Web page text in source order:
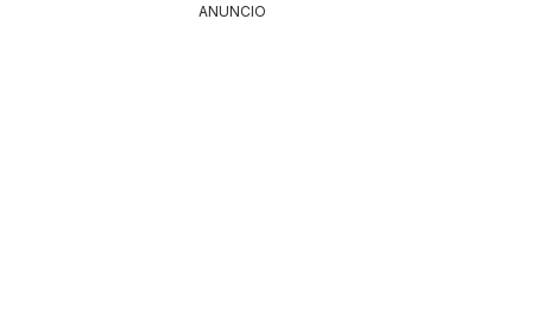
ANUNCIO